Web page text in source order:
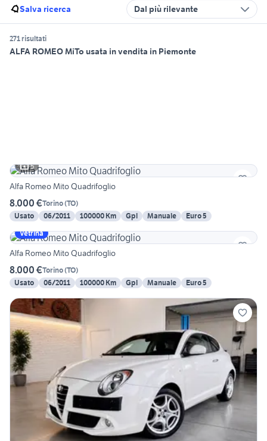
Salva ricerca Dal più rilevante
271 risultati
ALFA ROMEO MiTo usata in vendita in Piemonte
5
Alfa Romeo Mito Quadrifoglio
8.000 €Torino(TO)
Usato
06/2011 100000 Km Gpl Manuale
Euro 5
Vetrina
Alfa Romeo Mito Quadrifoglio
8.000 €Torino(TO)
Usato
06/2011 100000 Km Gpl Manuale Euro 5